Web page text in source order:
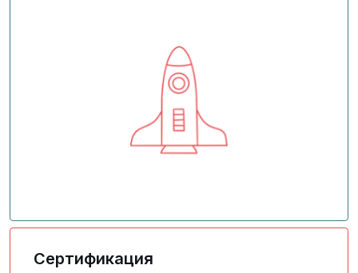
Сертификация